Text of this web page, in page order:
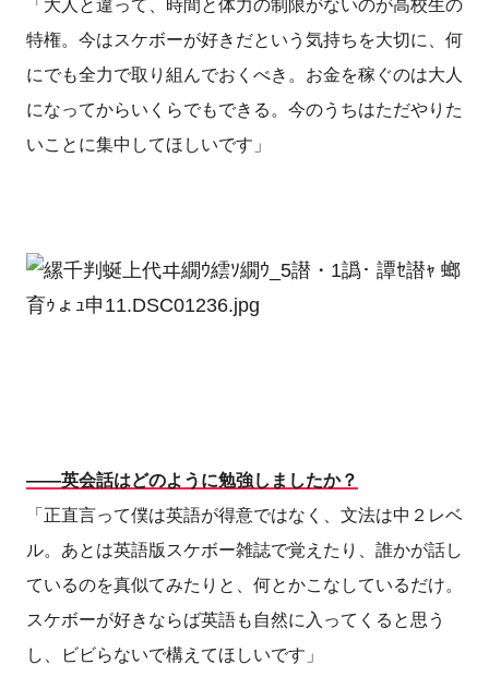
「大人と違って、時間と体力の制限がないのが高校生の
特権。今はスケボーが好きだという気持ちを大切に、何
にでも全力で取り組んでおくべき。お金を稼ぐのは大人
になってからいくらでもできる。今のうちはただやりた
いことに集中してほしいです」
――英会話はどのように勉強しましたか？
「正直言って僕は英語が得意ではなく、文法は中２レベ
ル。あとは英語版スケボー雑誌で覚えたり、誰かが話し
ているのを真似てみたりと、何とかこなしているだけ。
スケボーが好きならば英語も自然に入ってくると思う
し、ビビらないで構えてほしいです」